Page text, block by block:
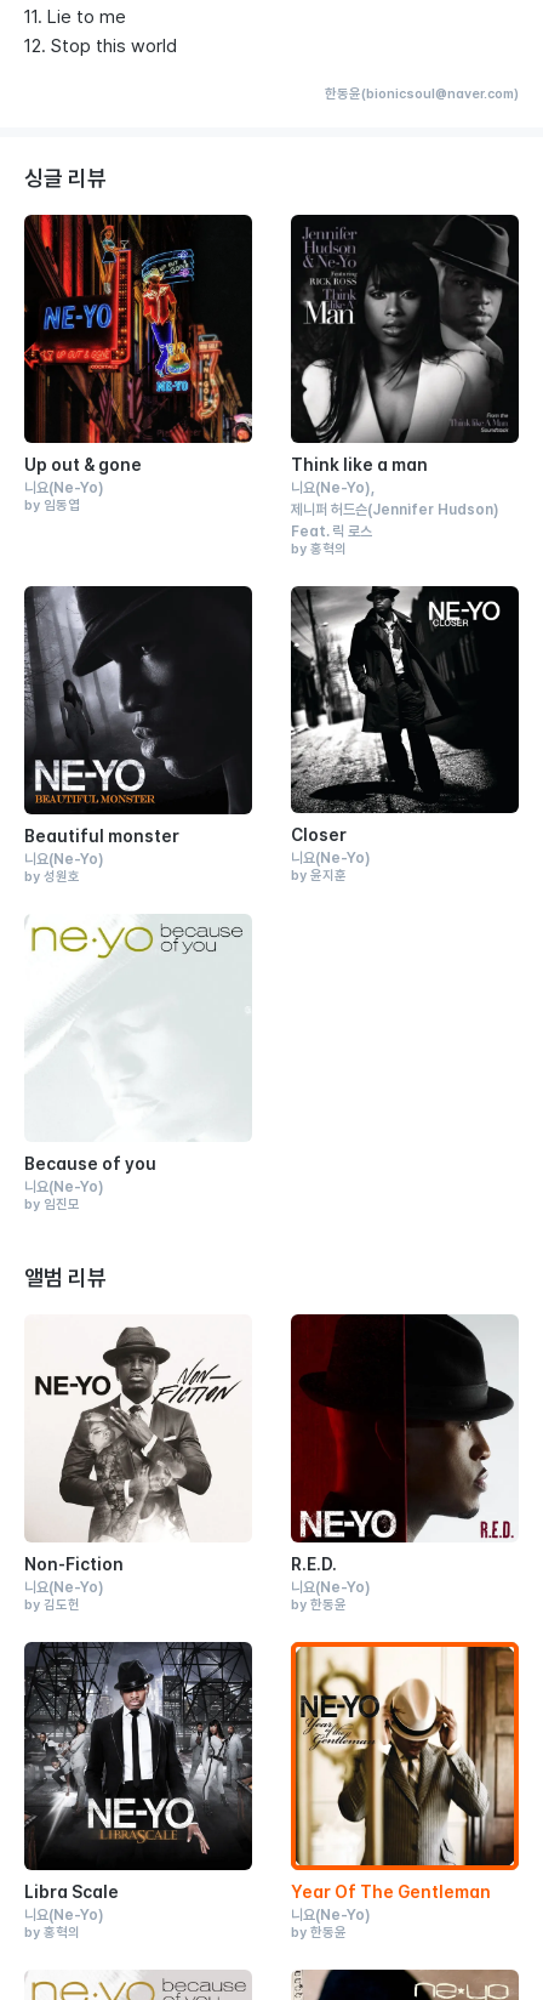
11. Lie to me
12. Stop this world
한동윤(bionicsoul@naver.com)
싱글 리뷰
Up out & gone
니요(Ne-Yo)
by 임동엽
Think like a man
니요(Ne-Yo)
제니퍼 허드슨(Jennifer Hudson)
Feat. 릭 로스
by 홍혁의
Beautiful monster
니요(Ne-Yo)
by 성원호
Closer
니요(Ne-Yo)
by 윤지훈
Because of you
니요(Ne-Yo)
by 임진모
앨범 리뷰
Non-Fiction
니요(Ne-Yo)
by 김도헌
R.E.D.
니요(Ne-Yo)
by 한동윤
Libra Scale
니요(Ne-Yo)
by 홍혁의
Year Of The Gentleman
니요(Ne-Yo)
by 한동윤